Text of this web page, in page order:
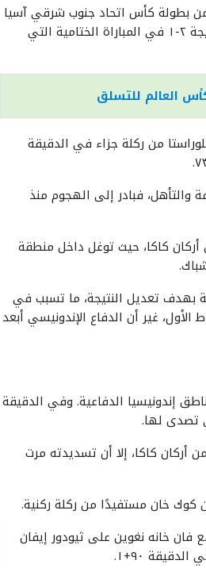
بطولة كأس اتحاد جنوب شرقي آسيا
تحت ١٩ عامًا، بعد تصدره المجموعة الأولى إثر فوزه على نظيره الفيتنامي بنتيجة ٢-١ في المباراة الختامية التي
العالم للتسلق
سالامبيسي في الدقيقة ٢٢، وإيفاندرا فلوراستا من ركلة جزاء في الدقيقة
والتأهل، فبادر إلى الهجوم منذ
كاكا، حيث توغل داخل منطقة
بهدف تعديل النتيجة، ما تسبب في
غير أن الدفاع الإندونيسي أبعد
إندونيسيا الدفاعية. وفي الدقيقة
إرفان بعد تمريرة بينية من أركان كاكا، إلا أن تسديدته مرت
فان خانه نغوين على ثيودور إيفان
٩٠+١.